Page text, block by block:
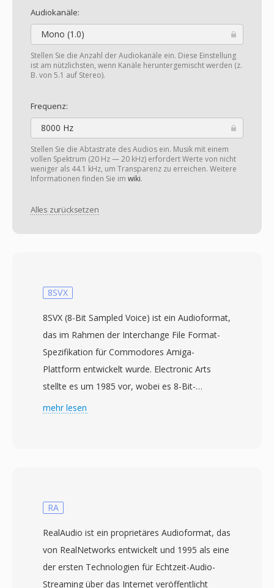
Audiokanäle:
Mono (1.0)
Stellen Sie die Anzahl der Audiokanäle ein. Diese Einstellung
ist am nützlichsten, wenn Kanäle heruntergemischt werden (z.
B. von 5.1 auf Stereo).
Frequenz:
8000 Hz
Stellen Sie die Abtastrate des Audios ein. Musik mit einem
vollen Spektrum (20 Hz — 20 kHz) erfordert Werte von nicht
weniger als 44.1 kHz, um Transparenz zu erreichen. Weitere
Informationen finden Sie im wiki.
Alles zurücksetzen
8SVX
8SVX (8-Bit Sampled Voice) ist ein Audioformat,
das im Rahmen der Interchange File Format-
Spezifikation für Commodores Amiga-
Plattform entwickelt wurde. Electronic Arts
stellte es um 1985 vor, wobei es 8-Bit-
Audiosamples mit optionaler Fibonacci-Delta-
den eigentlichen Audiodaten. 8SVX trieb alles
gesampelter Musik in Tracker-Software im
Vorteil ist die unkomplizierte Chunk-basierte
mehr lesen
RA
RealAudio ist ein proprietäres Audioformat, das
von RealNetworks entwickelt und 1995 als eine
der ersten Technologien für Echtzeit-Audio-
Streaming über das Internet veröffentlicht